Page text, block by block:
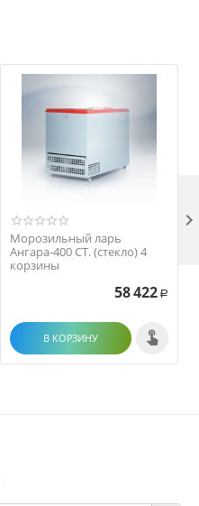
Морозильный ларь
Ангара-400 СТ. (стекло) 4
корзины
58 422 Р
В КОРЗИНУ
